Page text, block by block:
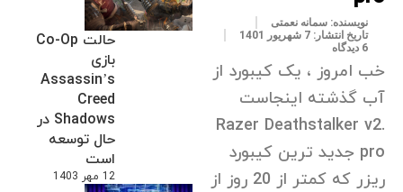
حالت Co-Op
بازی
Assassin’s
Creed
Shadows در
حال توسعه
است
12 مهر 1403
نویسنده: سمانه نعمتی
تاریخ انتشار: 7 شهریور 1401
6 دیدگاه
خب امروز ، یک کیبورد از
آب گذشته اینجاست
.Razer Deathstalker v2
pro جدید ترین کیبورد
ریزر که کمتر از 20 روز از